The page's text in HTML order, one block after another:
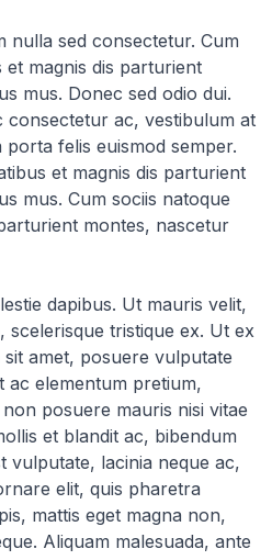
nulla sed consectetur. Cum
magnis dis parturient
mus. Donec sed odio dui.
ac, vestibulum at
felis euismod semper.
et magnis dis parturient
mus. Cum sociis natoque
montes, nascetur
dapibus. Ut mauris velit,
scelerisque tristique ex. Ut ex
amet, posuere vulputate
ac elementum pretium,
posuere mauris nisi vitae
et blandit ac, bibendum
vulputate, lacinia neque ac,
elit, quis pharetra
mattis eget magna non,
Aliquam malesuada, ante